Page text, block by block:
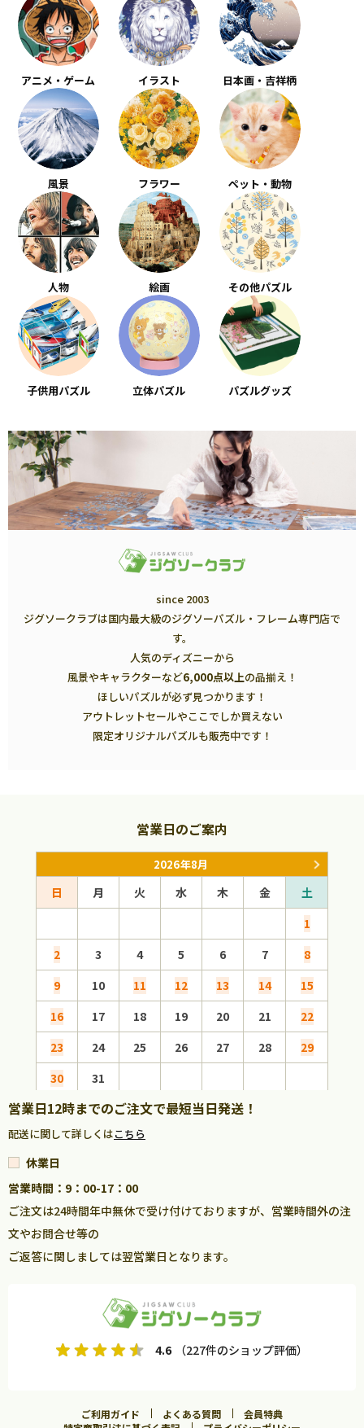
アニメ・ゲーム イラスト 日本画・吉祥柄
風景 フラワー ペット・動物
人物 絵画 その他パズル
子供用パズル 立体パズル パズルグッズ
since 2003
ジグソークラブは国内最大級のジグソーパズル・フレーム専門店で
す。
人気のディズニーから
風景やキャラクターなど6,000点以上の品揃え！
ほしいパズルが必ず見つかります！
アウトレットセールやここでしか買えない
限定オリジナルパズルも販売中です！
営業日のご案内
2026年8月
日 月 火 水 木 金
土
1
2
3 4 5 6 7
8
9
10 11 12 13 14
15
16
17 18 19 20 21
22
23
24 25 26 27 28
29
30
31
営業日12時までのご注文で最短当日発送！
配送に関して詳しくはこちら
休業日
営業時間：9：00-17：00
ご注文は24時間年中無休で受け付けておりますが、営業時間外の注
文やお問合せ等の
ご返答に関しましては翌営業日となります。
4.6 （227件のショップ評価）
ご利用ガイド よくある質問
会員特典